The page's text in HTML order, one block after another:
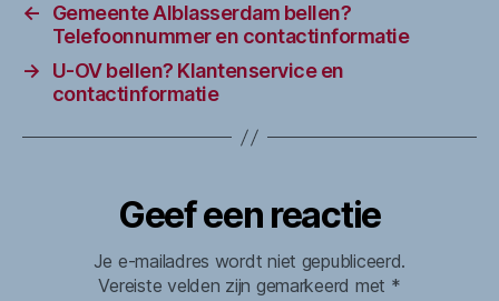
←
Gemeente Alblasserdam bellen?
Telefoonnummer en contactinformatie
→
U-OV bellen? Klantenservice en
contactinformatie
Geef een reactie
Je e-mailadres wordt niet gepubliceerd.
Vereiste velden zijn gemarkeerd met *